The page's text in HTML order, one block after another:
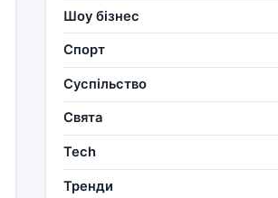
Шоу бізнес
Спорт
Суспільство
Свята
Tech
Тренди